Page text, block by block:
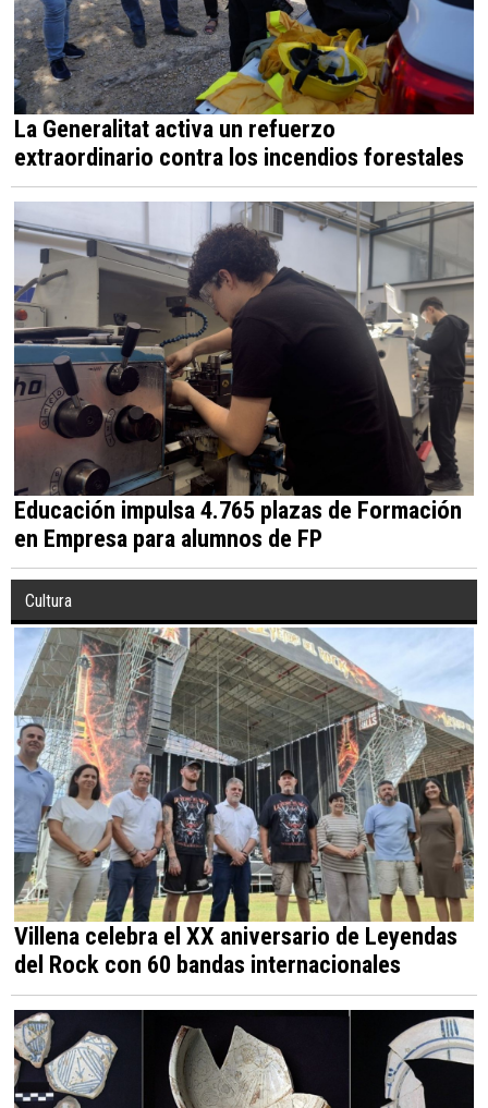
La Generalitat activa un refuerzo
extraordinario contra los incendios forestales
Educación impulsa 4.765 plazas de Formación
en Empresa para alumnos de FP
Cultura
Villena celebra el XX aniversario de Leyendas
del Rock con 60 bandas internacionales